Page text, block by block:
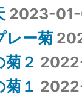
2023-
ー菊
２
１